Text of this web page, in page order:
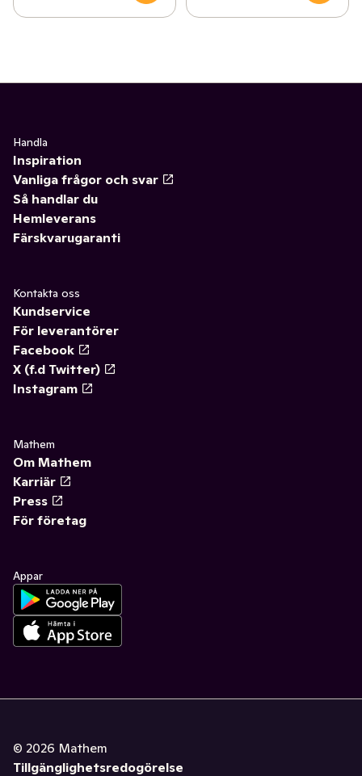
Handla
Inspiration
Vanliga frågor och svar
Så handlar du
Hemleverans
Färskvarugaranti
Kontakta oss
Kundservice
För leverantörer
Facebook
X (f.d Twitter)
Instagram
Mathem
Om Mathem
Karriär
Press
För företag
Appar
© 2026 Mathem
Tillgänglighetsredogörelse